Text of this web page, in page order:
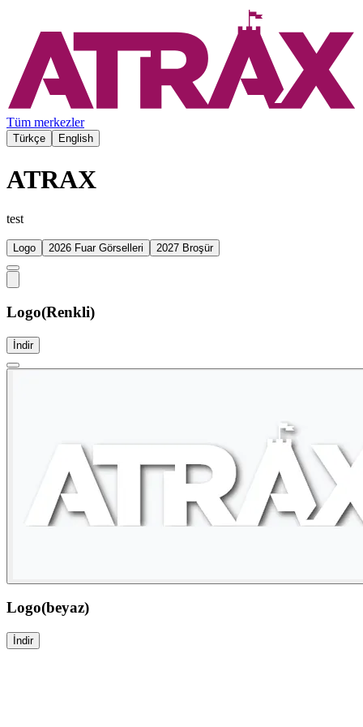
Tüm merkezler
Türkçe English
ATRAX
test
Logo 2026 Fuar Görselleri 2027 Broşür
Logo(Renkli)
İndir
Logo(beyaz)
İndir